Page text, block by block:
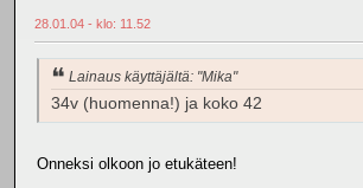
28.01.04 - klo: 11.52
Lainaus käyttäjältä: "Mika"
34v (huomenna!) ja koko 42
Onneksi olkoon jo etukäteen!